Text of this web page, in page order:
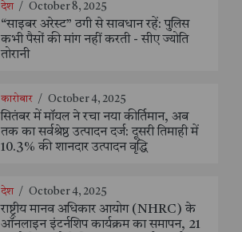
देश / October 8, 2025
“साइबर अरेस्ट” ठगी से सावधान रहें: पुलिस
कभी पैसों की मांग नहीं करती - सीए ज्योति
तोरानी
कारोबार / October 4, 2025
सितंबर में मॉयल ने रचा नया कीर्तिमान, अब
तक का सर्वश्रेष्ठ उत्पादन दर्ज: दूसरी तिमाही में
10.3% की शानदार उत्पादन वृद्धि
देश / October 4, 2025
राष्ट्रीय मानव अधिकार आयोग (NHRC) के
ऑनलाइन इंटर्नशिप कार्यक्रम का समापन, 21